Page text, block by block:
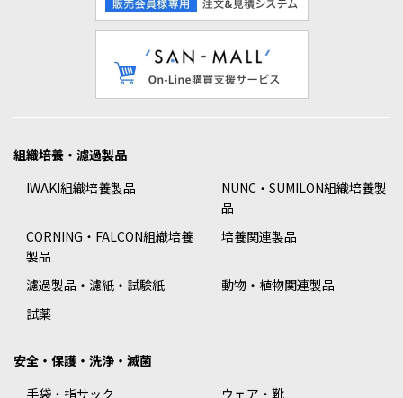
組織培養・濾過製品
IWAKI組織培養製品
NUNC・SUMILON組織培養製
品
CORNING・FALCON組織培養
製品
培養関連製品
濾過製品・濾紙・試験紙
動物・植物関連製品
試薬
安全・保護・洗浄・滅菌
手袋・指サック
ウェア・靴